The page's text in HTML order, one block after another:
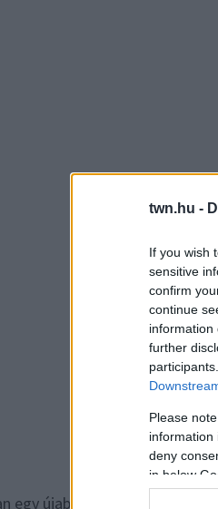
twn.hu -
If you wish
sensitive
confirm
continue
information
further
Please
information
deny
in below
egy újabb fordulattal lepte